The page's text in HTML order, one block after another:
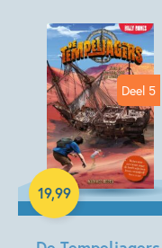
Familie & gezin
Deel 5
19,99
Hardcover